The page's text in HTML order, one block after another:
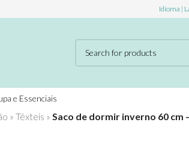
Idioma |
e Essenciais
» Têxteis » Saco de dormir inverno 60 cm